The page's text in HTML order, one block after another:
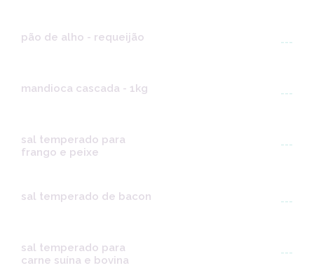
pão de alho - requeijão ---
mandioca cascada - 1kg ---
sal temperado para
frango e peixe
---
sal temperado de bacon ---
sal temperado para
carne suína e bovina
---